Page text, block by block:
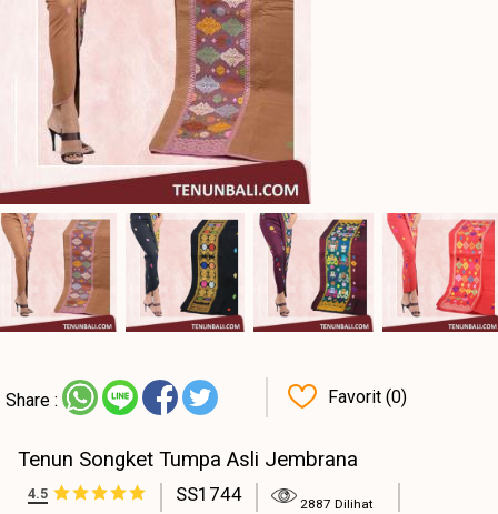
Share : Favorit (0)
Tenun Songket Tumpa Asli Jembrana
4.5 SS1744 2887 Dilihat